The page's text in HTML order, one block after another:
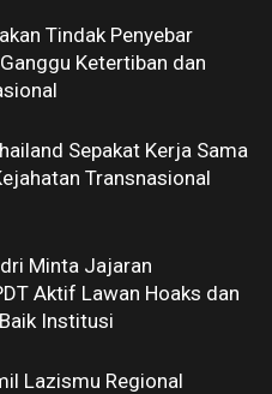
Tindak Penyebar
Ketertiban dan
Sepakat Kerja Sama
Transnasional
Minta Jajaran
Aktif Lawan Hoaks dan
Institusi
Lazismu Regional